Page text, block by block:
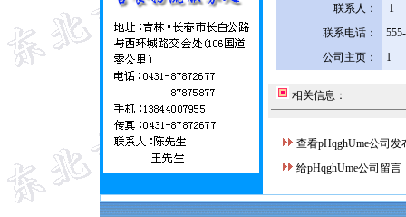
联系人：
1
联系电话：
公司主页：
1
相关信息：
查看pHqghUme公司发
给pHqghUme公司留言